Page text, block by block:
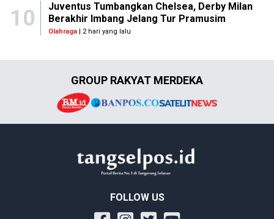
10
Juventus Tumbangkan Chelsea, Derby Milan
Berakhir Imbang Jelang Tur Pramusim
Olahraga| 2 hari yang lalu
GROUP RAKYAT MERDEKA
FOLLOW US